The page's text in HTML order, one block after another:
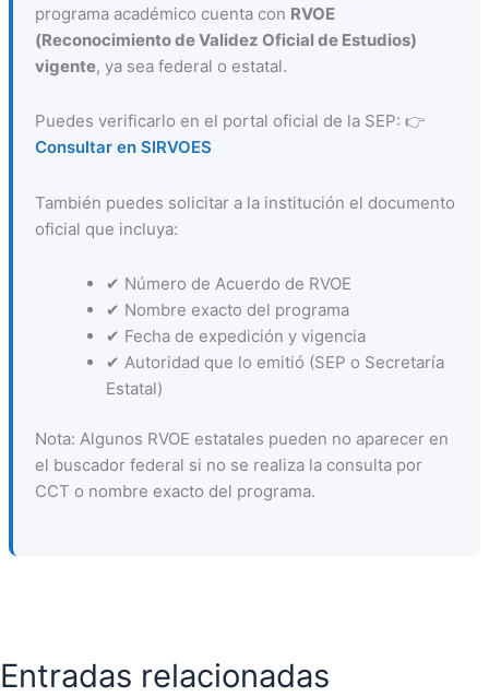
programa académico cuenta con RVOE
(Reconocimiento de Validez Oficial de Estudios)
vigente, ya sea federal o estatal.
Puedes verificarlo en el portal oficial de la SEP: 👉
Consultar en SIRVOES
También puedes solicitar a la institución el documento
oficial que incluya:
✔ Número de Acuerdo de RVOE
✔ Nombre exacto del programa
✔ Fecha de expedición y vigencia
✔ Autoridad que lo emitió (SEP o Secretaría
Estatal)
Nota: Algunos RVOE estatales pueden no aparecer en
el buscador federal si no se realiza la consulta por
CCT o nombre exacto del programa.
Entradas relacionadas